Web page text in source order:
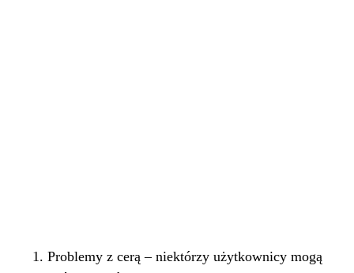
Problemy z cerą – niektórzy użytkownicy mogą